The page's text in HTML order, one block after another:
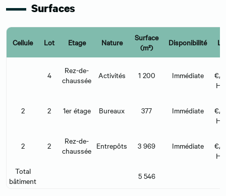
Surfaces
Cellule Lot Etage Nature
Surface
(m²)
Disponibilité
4
Rez-de-
chaussée
Activités 1 200 Immédiate
€/
2 2 1er étage Bureaux 377 Immédiate
€/
2 2
Rez-de-
chaussée Entrepôts 3 969 Immédiate
€/
Total
bâtiment
5 546